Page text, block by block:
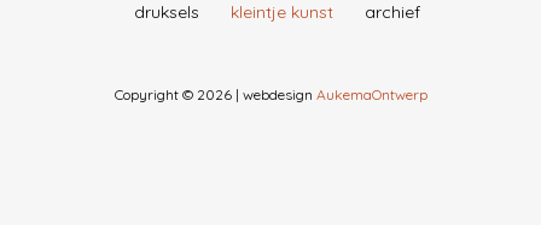
druksels
kleintje kunst archief
Copyright © 2026 | webdesign AukemaOntwerp